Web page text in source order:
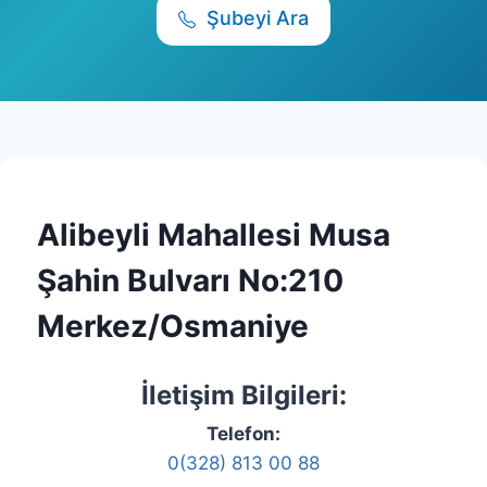
Şubeyi Ara
Alibeyli Mahallesi Musa
Şahin Bulvarı No:210
Merkez/Osmaniye
İletişim Bilgileri:
Telefon:
0(328) 813 00 88